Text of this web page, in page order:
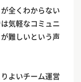
全くわからない
気軽なコミュニ
難しいという声
よいチーム運営